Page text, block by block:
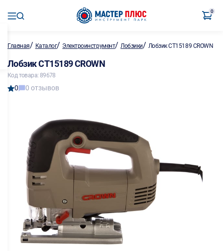
0
Главная/ Каталог/ Электроинструмент/Лобзики/ Лобзик CT15189 CROWN
Лобзик CT15189 CROWN
Код товара: 89678
0 0 отзывов